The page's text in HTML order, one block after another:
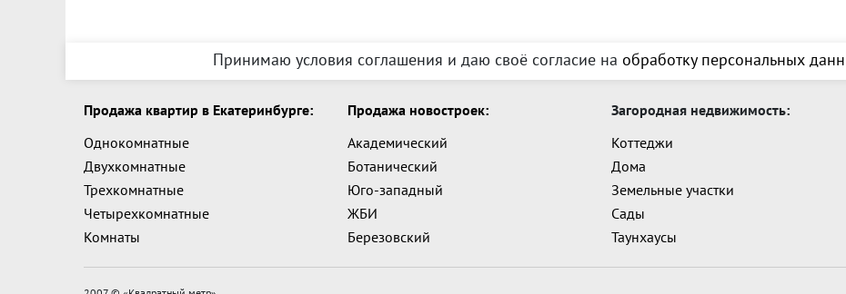
Принимаю условия соглашения и даю своё согласие на обработку персональных
Продажа квартир в Екатеринбурге:
Однокомнатные
Двухкомнатные
Трехкомнатные
Четырехкомнатные
Комнаты
Продажа новостроек:
Академический
Ботанический
Юго-западный
ЖБИ
Березовский
Загородная недвижимость:
Коттеджи
Дома
Земельные участки
Сады
Таунхаусы